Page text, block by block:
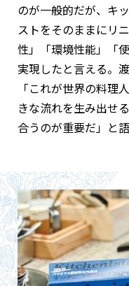
のが一般的だが、キ
ストをそのままにリ
性」「環境性能」「
実現したと言える。
「これが世界の料理
きな流れを生み出せ
合うのが重要だ」と語